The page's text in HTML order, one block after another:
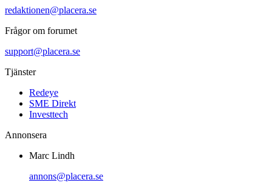
redaktionen@placera.se
Frågor om forumet
support@placera.se
Tjänster
Redeye
SME Direkt
Investtech
Annonsera
Marc Lindh
annons@placera.se